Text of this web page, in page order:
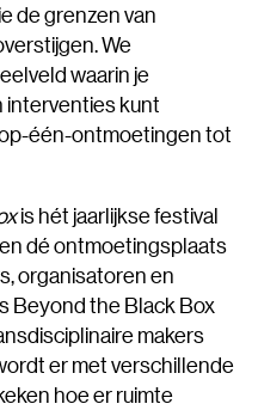
de grenzen van
We
waarin je
interventies kunt
één-ontmoetingen tot
is hét jaarlijkse festival
dé ontmoetingsplaats
organisatoren en
Beyond the Black Box
makers
er met verschillende
hoe er ruimte